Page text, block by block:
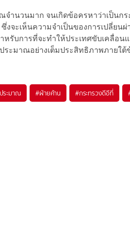
ำนวนมาก จนเกิดข้อครหาว่าเป็นก
จะเห็นความจำเป็นของการเปลี่ยน
รับการที่จะทำให้ประเทศขับเคลื่อ
ระมาณอย่างเต็มประสิทธิภาพภายใ
ระมาณ #ฝ่ายค้าน #กระทรวงดีอีที่